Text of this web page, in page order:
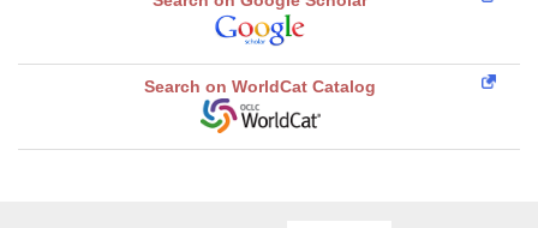
Search on WorldCat Catalog